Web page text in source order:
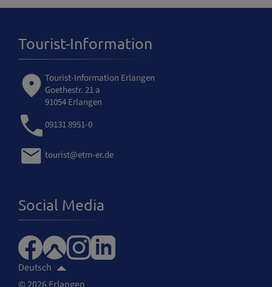
Tourist-Information
Tourist-Information Erlangen
Goethestr. 21 a
91054 Erlangen
09131 8951-0
tourist@etm-er.de
Social Media
Deutsch
© 2026 Erlangen